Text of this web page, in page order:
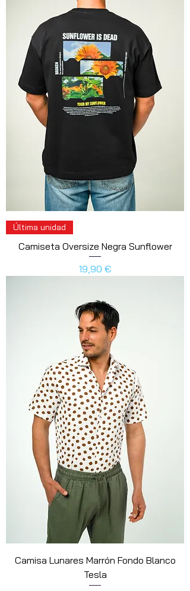
Última unidad
Camiseta Oversize Negra Sunflower
Precio
19,90 €
Camisa Lunares Marrón Fondo Blanco
Tesla